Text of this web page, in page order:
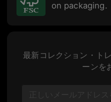
on packaging.
最新コレクション・ト
ーンを